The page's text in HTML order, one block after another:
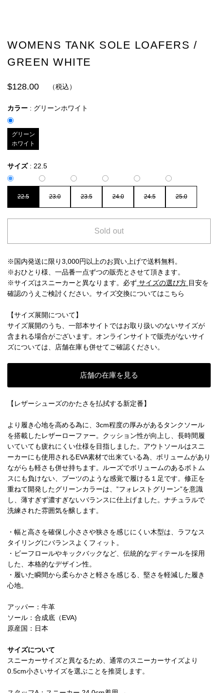
WOMENS TANK SOLE LOAFERS /
GREEN WHITE
$128.00 （税込）
カラー : グリーンホワイト
グリーン
ホワイト
サイズ : 22.5
22.5 23.0 23.5 24.0 24.5 25.0
Sold out
※国内発送に限り3,000円以上のお買い上げで送料無料。
※おひとり様、一品番一点ずつの販売とさせて頂きます。
※サイズはスニーカーと異なります。必ず サイズの選び方 目安を
確認のうえご検討ください。 サイズ交換についてはこちら
【サイズ展開について】
サイズ展開のうち、一部本サイトではお取り扱いのないサイズが
含まれる場合がございます。オンラインサイトで販売がないサイ
ズについては、店舗在庫も併せてご確認ください。
店舗の在庫を見る
【レザーシューズのかたさを払拭する新定番】
より履き心地を高める為に、3cm程度の厚みがあるタンクソール
を搭載したレザーローファー。クッション性が向上し、長時間履
いていても疲れにくい仕様を目指しました。アウトソールはスニ
ーカーにも使用されるEVA素材で出来ている為、ボリュームがあり
ながらも軽さも併せ持ちます。ルーズでボリュームのあるボトム
スにも負けない、ブーツのような感覚で履ける１足です。修正を
重ねて開発したグリーンカラーは、”フォレストグリーン”を意識
し、薄すぎず濃すぎないバランスに仕上げました。ナチュラルで
洗練された雰囲気を醸します。
・幅と高さを確保し小ささや狭さを感じにくい木型は、ラフなス
タイリングにバランスよくフィット。
・ビーフロールやキックバックなど、伝統的なディテールを採用
した、本格的なデザイン性。
・履いた瞬間から柔らかさと軽さを感じる、堅さを軽減した履き
心地。
アッパー：牛革
ソール：合成底（EVA)
原産国：日本
サイズについて
スニーカーサイズと異なるため、通常のスニーカーサイズより
0.5cm小さいサイズを選ぶことを推奨します。